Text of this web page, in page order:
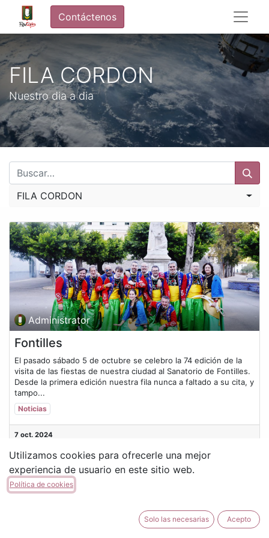
Contáctenos
FILA CORDON
Nuestro dia a dia
FILA CORDON
Administrator
Fontilles
El pasado sábado 5 de octubre se celebro la 74 edición de la
visita de las fiestas de nuestra ciudad al Sanatorio de Fontilles.
Desde la primera edición nuestra fila nunca a faltado a su cita, y
tampo...
Noticias
7 oct. 2024
Utilizamos cookies para ofrecerle una mejor
experiencia de usuario en este sitio web.
Política de cookies
Solo las necesarias Acepto